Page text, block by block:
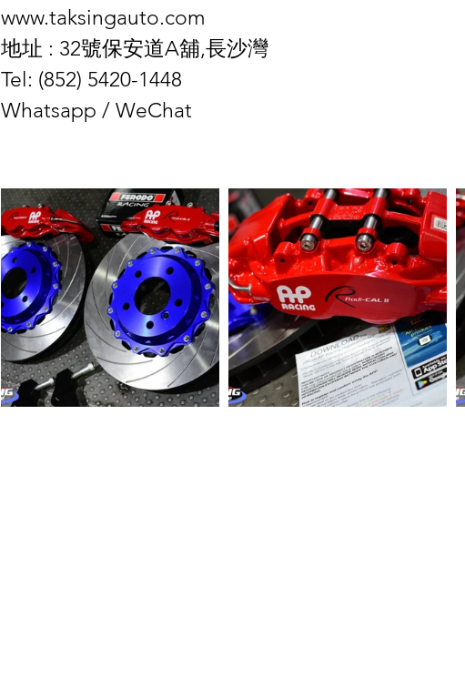
www.taksingauto.com
地址 : 32號保安道A舖,長沙灣
Tel: (852) 5420-1448
Whatsapp / WeChat